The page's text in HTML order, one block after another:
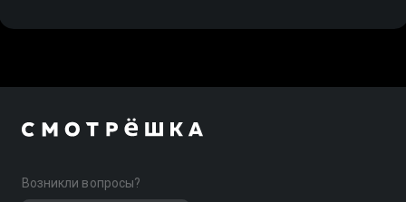
Возникли вопросы?